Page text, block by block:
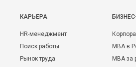
по уходу за телом:
КАРЬЕРА
HR-менеджмент
Поиск работы
Рынок труда
MBA в
MBA